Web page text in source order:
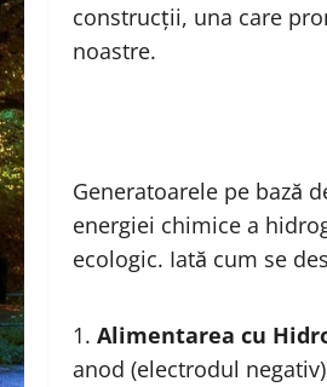
construcții, una care
noastre.
Generatoarele pe bază
energiei chimice a
ecologic. Iată cum se
Alimentarea cu
anod (electrodul